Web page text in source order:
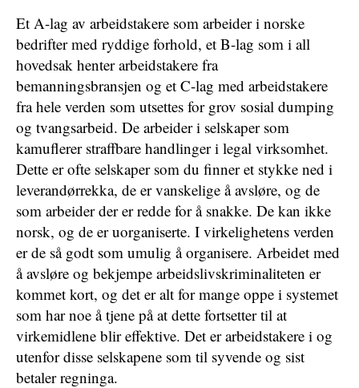
Et A-lag av arbeidstakere som arbeider i norske
bedrifter med ryddige forhold, et B-lag som i all
hovedsak henter arbeidstakere fra
bemanningsbransjen og et C-lag med arbeidstakere
fra hele verden som utsettes for grov sosial dumping
og tvangsarbeid. De arbeider i selskaper som
kamuflerer straffbare handlinger i legal virksomhet.
Dette er ofte selskaper som du finner et stykke ned i
leverandørrekka, de er vanskelige å avsløre, og de
som arbeider der er redde for å snakke. De kan ikke
norsk, og de er uorganiserte. I virkelighetens verden
er de så godt som umulig å organisere. Arbeidet med
å avsløre og bekjempe arbeidslivskriminaliteten er
kommet kort, og det er alt for mange oppe i systemet
som har noe å tjene på at dette fortsetter til at
virkemidlene blir effektive. Det er arbeidstakere i og
utenfor disse selskapene som til syvende og sist
betaler regninga.